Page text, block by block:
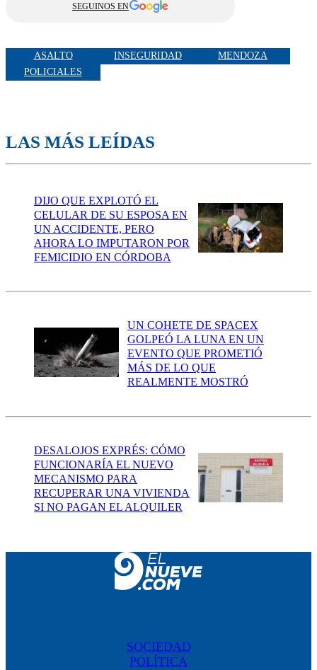
SEGUINOS EN
ASALTO INSEGURIDAD
MENDOZA
POLICIALES
LAS MÁS LEÍDAS
DIJO QUE EXPLOTÓ EL
CELULAR DE SU ESPOSA EN
UN ACCIDENTE, PERO
AHORA LO IMPUTARON POR
FEMICIDIO EN CÓRDOBA
UN COHETE DE SPACEX
GOLPEÓ LA LUNA EN UN
EVENTO QUE PROMETIÓ
MÁS DE LO QUE
REALMENTE MOSTRÓ
DESALOJOS EXPRÉS: CÓMO
FUNCIONARÍA EL NUEVO
MECANISMO PARA
RECUPERAR UNA VIVIENDA
SI NO PAGAN EL ALQUILER
SOCIEDAD
POLÍTICA